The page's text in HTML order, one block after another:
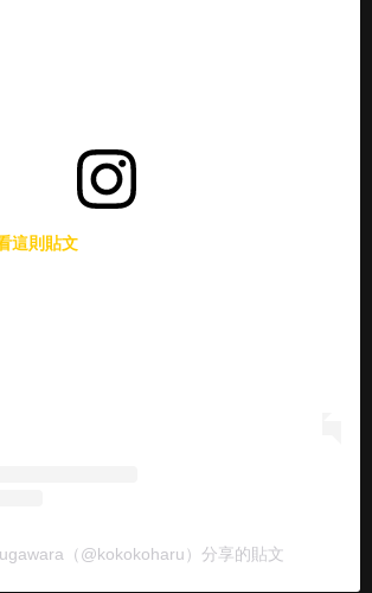
這則貼文
（@kokokoharu）分享的貼文